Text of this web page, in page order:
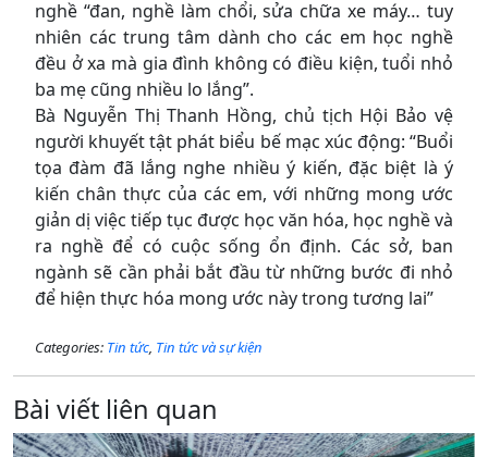
nghề “đan, nghề làm chổi, sửa chữa xe máy… tuy
nhiên các trung tâm dành cho các em học nghề
đều ở xa mà gia đình không có điều kiện, tuổi nhỏ
ba mẹ cũng nhiều lo lắng”.
Bà Nguyễn Thị Thanh Hồng, chủ tịch Hội Bảo vệ
người khuyết tật phát biểu bế mạc xúc động: “Buổi
tọa đàm đã lắng nghe nhiều ý kiến, đặc biệt là ý
kiến chân thực của các em, với những mong ước
giản dị việc tiếp tục được học văn hóa, học nghề và
ra nghề để có cuộc sống ổn định. Các sở, ban
ngành sẽ cần phải bắt đầu từ những bước đi nhỏ
để hiện thực hóa mong ước này trong tương lai”
Categories: Tin tức, Tin tức và sự kiện
Bài viết liên quan